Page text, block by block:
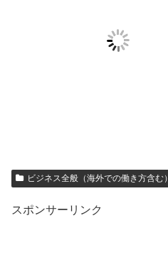
ビジネス全般（海外での働き方含む）
スポンサーリンク